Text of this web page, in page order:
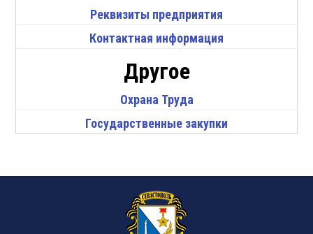
Реквизиты предприятия
Контактная информация
Другое
Охрана Труда
Государственные закупки